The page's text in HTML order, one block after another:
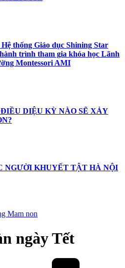
thống Giáo dục Shining Star
trình tham gia khóa học Lãnh
Montessori AMI
DIỆU KỲ NÀO SẼ XẢY
NGƯỜI KHUYẾT TẬT HÀ NỘI
ngày Tết